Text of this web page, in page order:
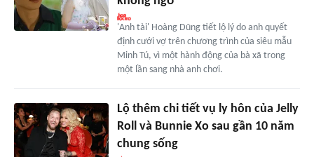
'Anh tài' Hoàng Dũng tiết lộ lý do anh quyết
định cưới vợ trên chương trình của siêu mẫu
Minh Tú, vì một hành động của bà xã trong
một lần sang nhà anh chơi.
Lộ thêm chi tiết vụ ly hôn của Jelly
Roll và Bunnie Xo sau gần 10 năm
chung sống